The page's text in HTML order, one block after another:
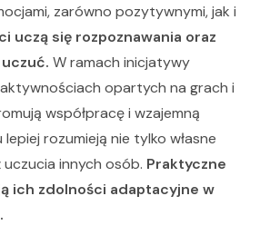
zarówno pozytywnymi, jak i
uczą się rozpoznawania oraz
W ramach inicjatywy
opartych na grach i
współpracę i wzajemną
rozumieją nie tylko własne
innych osób. Praktyczne
ich zdolności adaptacyjne w